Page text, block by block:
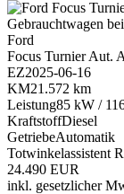
Ford
Focus Turnier Aut.
EZ2025-06-16
KM21.572 km
Leistung85 kW /
KraftstoffDiesel
GetriebeAutomatik
Totwinkelassistent
24.490 EUR
inkl. gesetzlicher